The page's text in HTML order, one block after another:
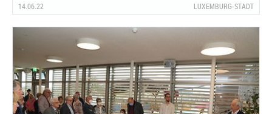
14.06.22 LUXEMBURG-STADT